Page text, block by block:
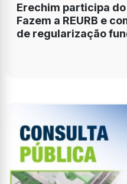
Erechim participa
Fazem a REURB e
de regularização